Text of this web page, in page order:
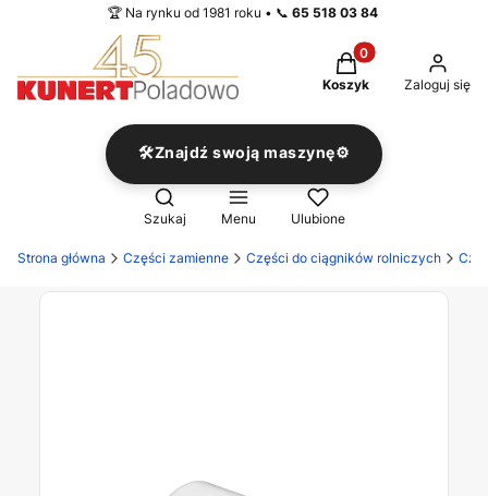
🏆 Na rynku od 1981 roku • 📞 65 518 03 84
Produkty w
Koszyk Zaloguj się
🛠️Znajdź swoją maszynę⚙️
Otwórz wyszukiwarkę
Szukaj Menu Ulubione
Strona główna Części zamienne Części do ciągników rolniczych